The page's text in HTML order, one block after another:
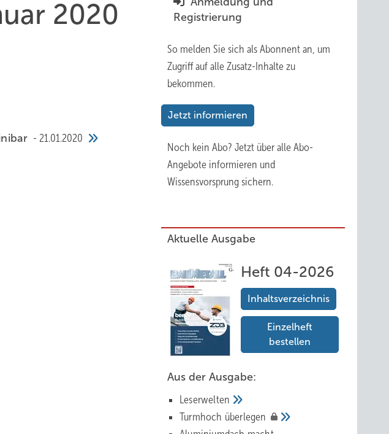
2020
21.01.2020
Registrierung
So melden Sie sich als Abonnent an, um
Zugriff auf alle Zusatz-Inhalte zu
bekommen.
Jetzt informieren
Noch kein Abo? Jetzt über alle Abo-
Angebote informieren und
Wissensvorsprung sichern.
Aktuelle Ausgabe
Heft 04-2026
Inhaltsverzeichnis
Einzelheft
bestellen
Aus der Ausgabe:
Leserwelten
Tur mhoch überlegen